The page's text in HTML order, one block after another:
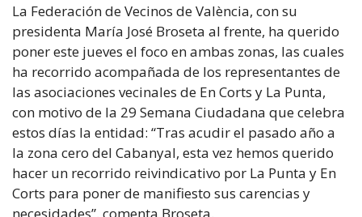
La Federación de Vecinos de València, con su
presidenta María José Broseta al frente, ha querido
poner este jueves el foco en ambas zonas, las cuales
ha recorrido acompañada de los representantes de
las asociaciones vecinales de En Corts y La Punta,
con motivo de la 29 Semana Ciudadana que celebra
estos días la entidad: “Tras acudir el pasado año a
la zona cero del Cabanyal, esta vez hemos querido
hacer un recorrido reivindicativo por La Punta y En
Corts para poner de manifiesto sus carencias y
necesidades”, comenta Broseta.